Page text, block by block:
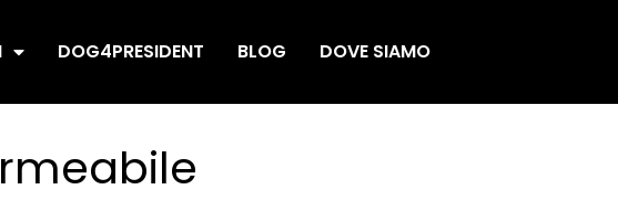
DOG4PRESIDENT BLOG DOVE SIAMO